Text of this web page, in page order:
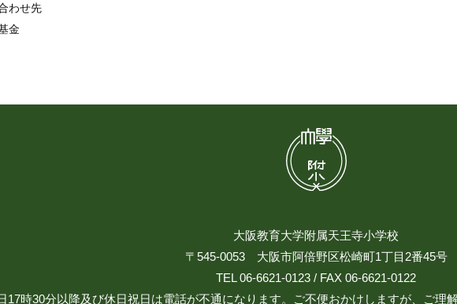
わせ先
金
大阪教育大学附属天王寺小学校
〒545-0053 大阪市阿倍野区松崎町1丁目2番45号
TEL 06-6621-0123 / FAX 06-6621-0122
17時30分以降及び休日祝日は電話が不通になります。ご不便おかけしますが、ご理